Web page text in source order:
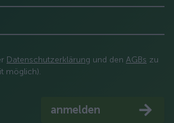
Datenschutzerklärung und den AGBs zu
möglich).
anmelden